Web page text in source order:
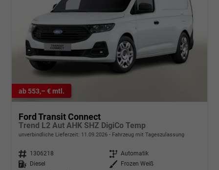
ab 553,– € mtl.
Ford Transit Connect
Trend L2 Aut AHK SHZ DigiCo Temp
unverbindliche Lieferzeit: 11.09.2026 Fahrzeug mit Tageszulassung
Fahrzeugnr. 1306218 Getriebe Automatik
Kraftstoff
Diesel Außenfarbe
Frozen Weiß